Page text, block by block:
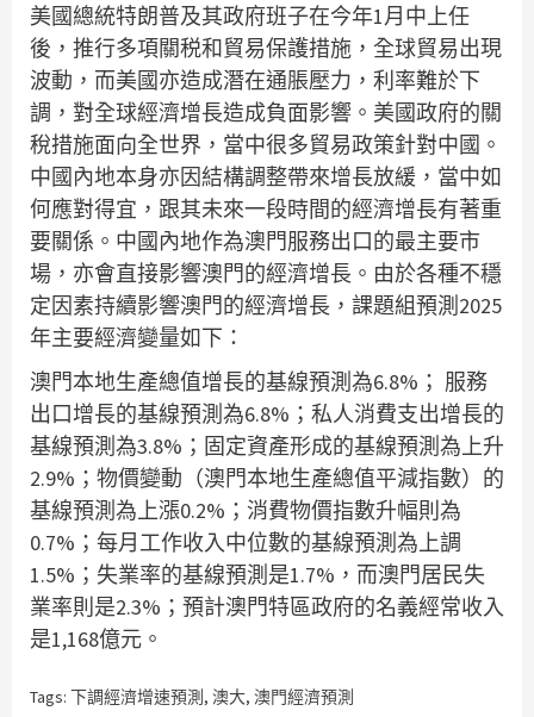
美國總統特朗普及其政府班子在今年1月中上任
後，推行多項關税和貿易保護措施，全球貿易出現
波動，而美國亦造成潛在通脹壓力，利率難於下
調，對全球經濟增長造成負面影響。美國政府的關
稅措施面向全世界，當中很多貿易政策針對中國。
中國內地本身亦因結構調整帶來增長放緩，當中如
何應對得宜，跟其未來一段時間的經濟增長有著重
要關係。中國內地作為澳門服務出口的最主要市
場，亦會直接影響澳門的經濟增長。由於各種不穩
定因素持續影響澳門的經濟增長，課題組預測2025
年主要經濟變量如下：
澳門本地生產總值增長的基線預測為6.8%； 服務
出口增長的基線預測為6.8%；私人消費支出增長的
基線預測為3.8%；固定資產形成的基線預測為上升
2.9%；物價變動（澳門本地生產總值平減指數）的
基線預測為上漲0.2%；消費物價指數升幅則為
0.7%；每月工作收入中位數的基線預測為上調
1.5%；失業率的基線預測是1.7%，而澳門居民失
業率則是2.3%；預計澳門特區政府的名義經常收入
是1,168億元。
Tags: 下調經濟增速預測, 澳大, 澳門經濟預測